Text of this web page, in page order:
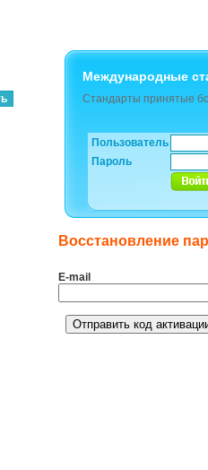
Международные
Стандарты принятые
Пользователь
Пароль
Восстановление
E-mail